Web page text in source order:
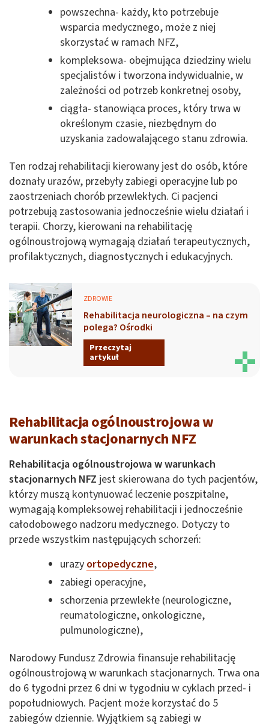
powszechna- każdy, kto potrzebuje
wsparcia medycznego, może z niej
skorzystać w ramach NFZ,
kompleksowa- obejmująca dziedziny wielu
specjalistów i tworzona indywidualnie, w
zależności od potrzeb konkretnej osoby,
ciągła- stanowiąca proces, który trwa w
określonym czasie, niezbędnym do
uzyskania zadowalającego stanu zdrowia.
Ten rodzaj rehabilitacji kierowany jest do osób, które
doznały urazów, przebyły zabiegi operacyjne lub po
zaostrzeniach chorób przewlekłych. Ci pacjenci
potrzebują zastosowania jednocześnie wielu działań i
terapii. Chorzy, kierowani na rehabilitację
ogólnoustrojową wymagają działań terapeutycznych,
profilaktycznych, diagnostycznych i edukacyjnych.
ZDROWIE
Rehabilitacja neurologiczna – na czym
polega? Ośrodki
Przeczytaj
artykuł
Rehabilitacja ogólnoustrojowa w
warunkach stacjonarnych NFZ
Rehabilitacja ogólnoustrojowa w warunkach
stacjonarnych NFZ jest skierowana do tych pacjentów,
którzy muszą kontynuować leczenie poszpitalne,
wymagają kompleksowej rehabilitacji i jednocześnie
całodobowego nadzoru medycznego. Dotyczy to
przede wszystkim następujących schorzeń:
urazy ortopedyczne,
zabiegi operacyjne,
schorzenia przewlekłe (neurologiczne,
reumatologiczne, onkologiczne,
pulmunologiczne),
Narodowy Fundusz Zdrowia finansuje rehabilitację
ogólnoustrojową w warunkach stacjonarnych. Trwa ona
do 6 tygodni przez 6 dni w tygodniu w cyklach przed- i
popołudniowych. Pacjent może korzystać do 5
zabiegów dziennie. Wyjątkiem są zabiegi w